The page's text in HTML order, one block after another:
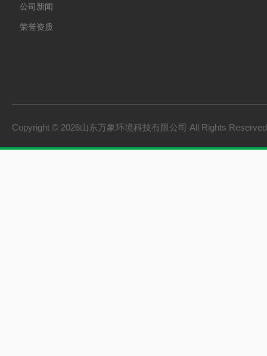
公司新闻
荣誉资质
Copyright © 2026山东万象环境科技有限公司 All Rights